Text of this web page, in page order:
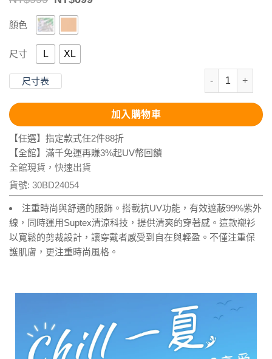
was:
NT$999.
顏色
尺寸 L XL
尺寸表
抗UV-Suptex
加入購物車
【任選】指定款式任2件88折
【全館】滿千免運再賺3%起UV幣回饋
全館現貨，快速出貨
貨號: 30BD24054
注重時尚與舒適的服飾。搭載抗UV功能，有效遮蔽99%紫外
線，同時運用Suptex清涼科技，提供清爽的穿著感。這款襯衫
以寬鬆的剪裁設計，讓穿戴者感受到自在與輕盈。不僅注重保
護肌膚，更注重時尚風格。